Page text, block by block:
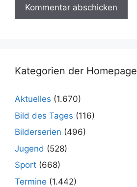
Kategorien der Homepage
Aktuelles (1.670)
Bild des Tages (116)
Bilderserien (496)
Jugend (528)
Sport (668)
Termine (1.442)